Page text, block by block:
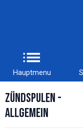
Hauptmenu
Zündspulen -
Allgemein